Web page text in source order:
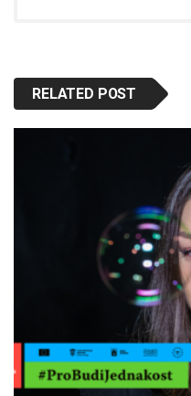
RELATED POST